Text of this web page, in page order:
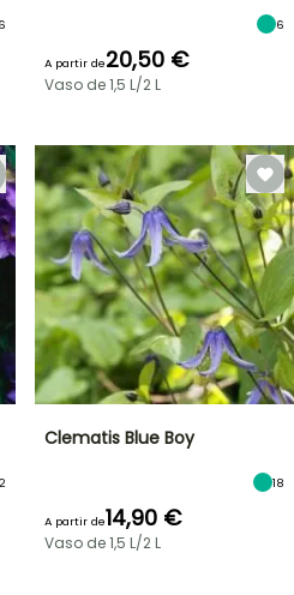
6
A partir de20,50 €
Vaso de 1,5 L/2 L
Clematis Blue Boy
18
A partir de14,90 €
Vaso de 1,5 L/2 L